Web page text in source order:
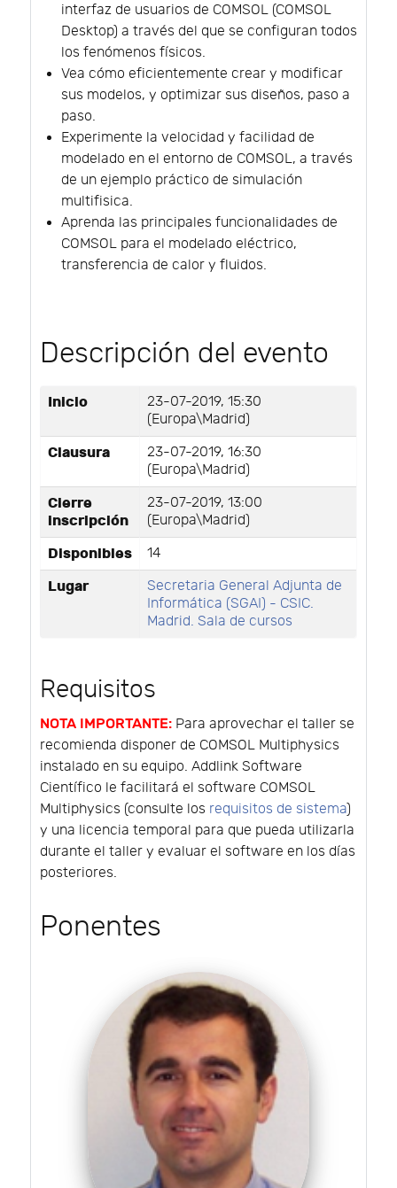
interfaz de usuarios de COMSOL (COMSOL
Desktop) a través del que se configuran todos
los fenómenos físicos.
Vea cómo eficientemente crear y modificar
sus modelos, y optimizar sus diseños, paso a
paso.
Experimente la velocidad y facilidad de
modelado en el entorno de COMSOL, a través
de un ejemplo práctico de simulación
multifisica.
Aprenda las principales funcionalidades de
COMSOL para el modelado eléctrico,
transferencia de calor y fluidos.
Descripción del evento
Inicio
23-07-2019, 15:30
(Europa\Madrid)
Clausura
23-07-2019, 16:30
(Europa\Madrid)
Cierre
inscripción
23-07-2019, 13:00
(Europa\Madrid)
Disponibles 14
Lugar
Secretaria General Adjunta de
Informática (SGAI) - CSIC.
Madrid. Sala de cursos
Requisitos
NOTA IMPORTANTE: Para aprovechar el taller se
recomienda disponer de COMSOL Multiphysics
instalado en su equipo. Addlink Software
Científico le facilitará el software COMSOL
Multiphysics (consulte los requisitos de sistema)
y una licencia temporal para que pueda utilizarla
durante el taller y evaluar el software en los días
posteriores.
Ponentes